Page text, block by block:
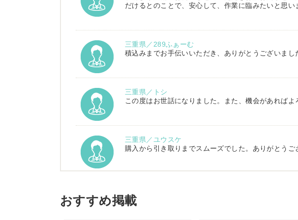
だけるとのことで、安心して、作業に臨みたいと思
三重県／289ふぁーむ
積込みまでお手伝いいただき、ありがとうございま
三重県／トシ
この度はお世話になりました。また、機会があればよ
三重県／ユウスケ
購入から引き取りまでスムーズでした。ありがとうご
当方の要望に対して、素早く対応していただき感謝し
おすすめ掲載